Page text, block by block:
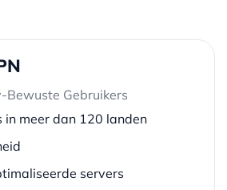
Bewuste Gebruikers
in meer dan 120 landen
servers